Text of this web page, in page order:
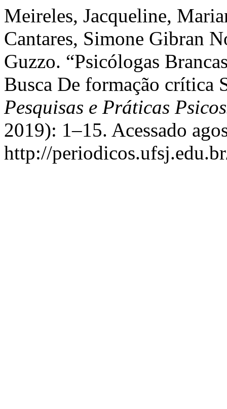
Meireles, Jacqueline,
Cantares, Simone Gibran
Guzzo. “Psicólogas
Busca De formação crítica
Pesquisas e Práticas
2019): 1–15. Acessado
http://